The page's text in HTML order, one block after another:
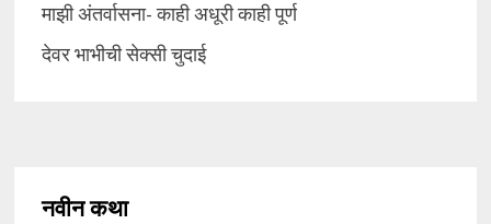
माझी अंतर्वासना- काही अधूरी काही पूर्ण
देवर भाभीची सेक्सी चुदाई
नवीन कथा